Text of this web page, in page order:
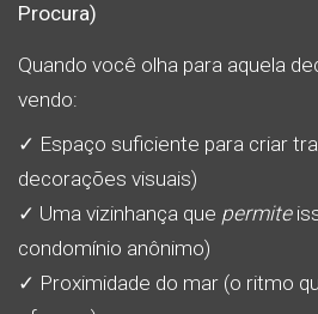
Procura)
Quando você olha para aquela
vendo:
✓ Espaço suficiente para criar
decorações visuais)
✓ Uma vizinhança que permite
condomínio anônimo)
✓ Proximidade do mar (o ritmo